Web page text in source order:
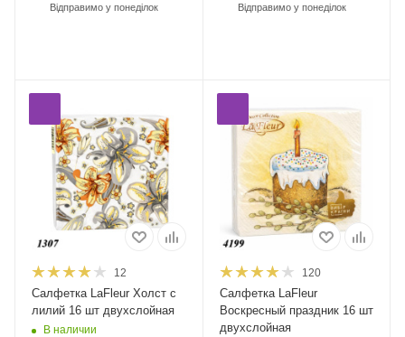
Відправимо у понеділок Відправимо у понеділок
12
Салфетка LaFleur Холст с
лилий 16 шт двухслойная
В наличии
120
Салфетка LaFleur
Воскресный праздник 16 шт
двухслойная